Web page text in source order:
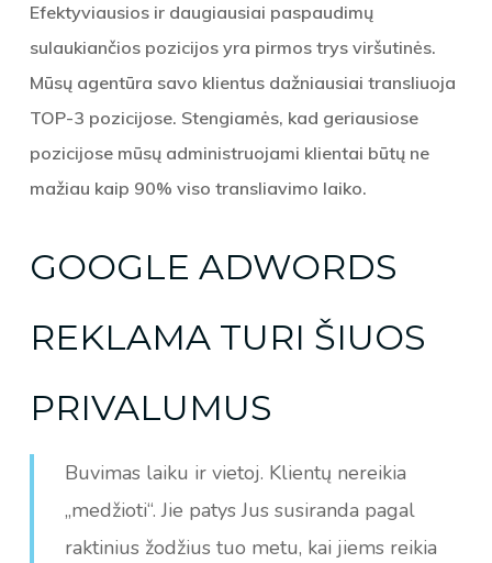
Efektyviausios ir daugiausiai paspaudimų
sulaukiančios pozicijos yra pirmos trys viršutinės.
Mūsų agentūra savo klientus dažniausiai transliuoja
TOP-3 pozicijose. Stengiamės, kad geriausiose
pozicijose mūsų administruojami klientai būtų ne
mažiau kaip 90% viso transliavimo laiko.
GOOGLE ADWORDS
REKLAMA TURI ŠIUOS
PRIVALUMUS
Buvimas laiku ir vietoj. Klientų nereikia
„medžioti“. Jie patys Jus susiranda pagal
raktinius žodžius tuo metu, kai jiems reikia